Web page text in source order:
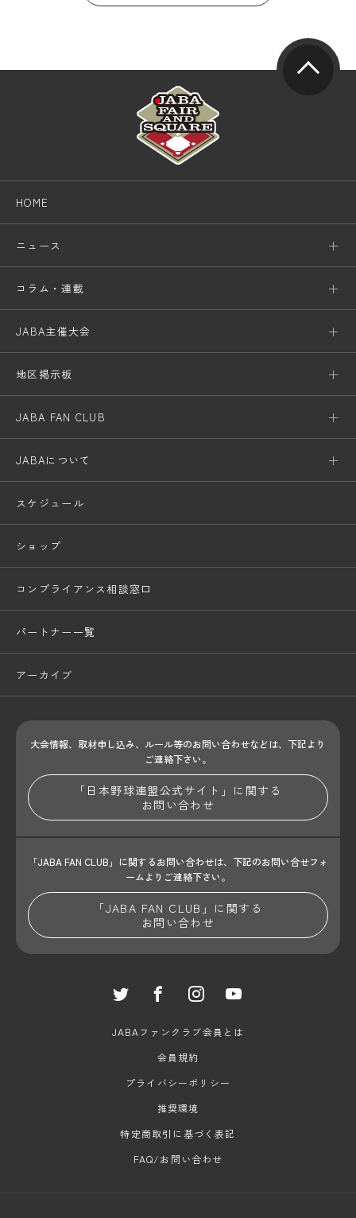
HOME
ニュース
コラム・連載
JABA主催大会
地区掲示板
JABA FAN CLUB
JABAについて
スケジュール
ショップ
コンプライアンス相談窓口
パートナー一覧
アーカイブ
大会情報、取材申し込み、ルール等のお問い合わせなどは、下記より
ご連絡下さい。
「日本野球連盟公式サイト」に関する
お問い合わせ
「JABA FAN CLUB」に関するお問い合わせは、 下記のお問い合せフォ
ームよりご連絡下さい。
「JABA FAN CLUB」に関する
お問い合わせ
JABAファンクラブ会員とは
会員規約
プライバシーポリシー
推奨環境
特定商取引に基づく表記
FAQ/お問い合わせ